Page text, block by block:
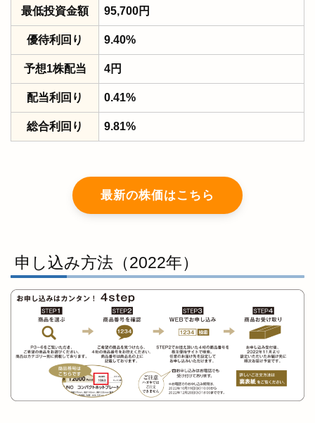
最低投資金額 95,700円
優待利回り 9.40%
予想1株配当 4円
配当利回り 0.41%
総合利回り 9.81%
最新の株価はこちら
申し込み方法（2022年）